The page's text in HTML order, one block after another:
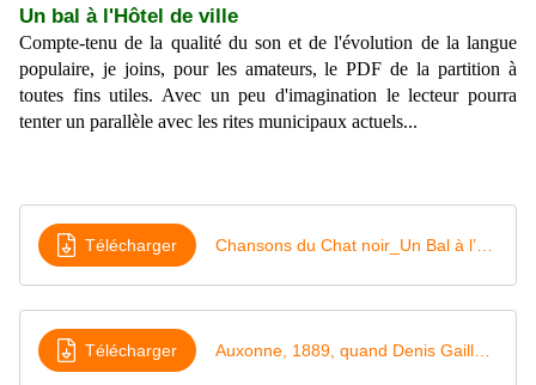
Un bal à l'Hôtel de ville
Compte-tenu de la qualité du son et de l'évolution de la langue
populaire, je joins, pour les amateurs, le PDF de la partition à
toutes fins utiles. Avec un peu d'imagination le lecteur pourra
tenter un parallèle avec les rites municipaux actuels...
Télécharger
Télécharger